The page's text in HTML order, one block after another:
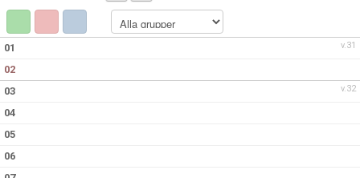
EKONOMIPOLICY
UTBILDNING
DOKUMENTBANK
LEDARGUIDER
v.31
01
02
v.32
03
04
05
06